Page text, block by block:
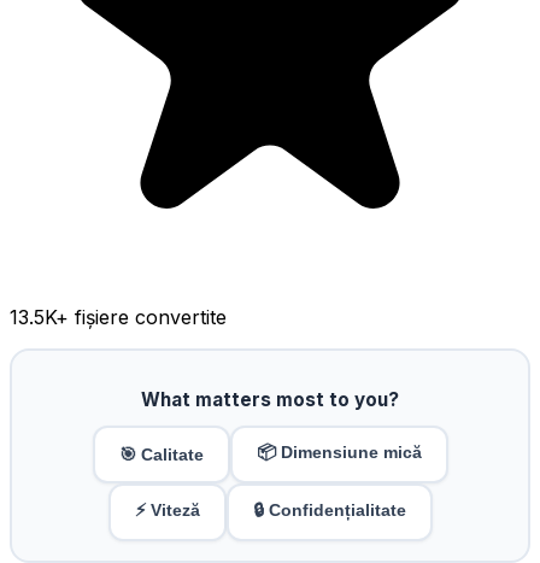
13.5K+ fișiere convertite
What matters most to you?
🎯 Calitate 📦 Dimensiune mică
⚡ Viteză 🔒 Confidențialitate